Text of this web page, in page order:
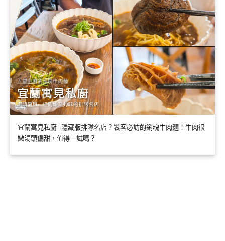
宜蘭寓見私廚 | 隱藏版排隊名店？饕客必訪的銷魂牛肉麵！牛肉很
嫩湯頭偏甜，值得一試嗎？